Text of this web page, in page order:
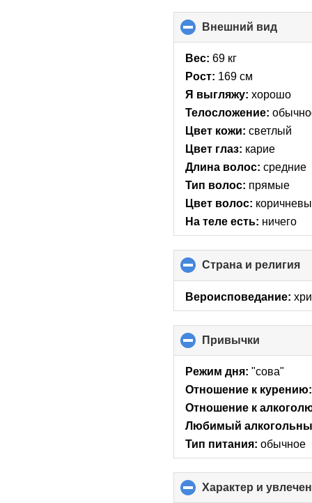
Внешний вид
to
Вес: 69 кг
Рост: 169 см
Я выгляжу: хорошо
Телосложение:
Цвет кожи: светлый
Цвет глаз: карие
Длина волос: средние
Тип волос: прямые
Цвет волос:
На теле есть: ничего
Страна и религия
to
Вероисповедание:
Привычки
to
collapse
Режим дня: "сова"
Отношение к курению:
Отношение к
Любимый
Тип питания: обычное
Характер и